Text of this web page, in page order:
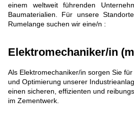
einem weltweit führenden
Baumaterialien. Für unsere
Rumelange suchen wir eine/n :
Elektromechaniker/in
Als Elektromechaniker/in sorgen Sie
und Optimierung unserer
einen sicheren, effizienten und
im Zementwerk.